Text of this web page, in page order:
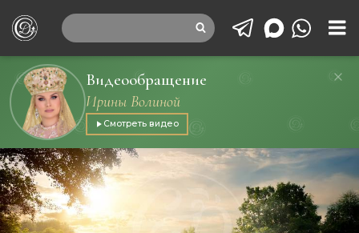
Видеообращение
Ирины Волиной
Смотреть видео